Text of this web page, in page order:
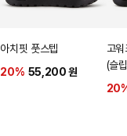
아치핏 풋스텝
20% 55,200 원
고
(슬